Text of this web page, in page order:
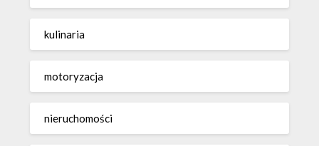
kulinaria
motoryzacja
nieruchomości